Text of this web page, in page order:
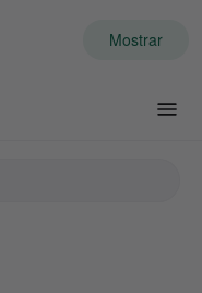
Mostrar